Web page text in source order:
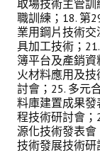
取場技術主管訓
職訓練；18. 第
業用鋼片技術
具加工技術；
簿平台及產銷
火材料應用及
討會；25. 多元
料庫建置成果發
程技術研討會；
源化技術發表會
技術發展技術研